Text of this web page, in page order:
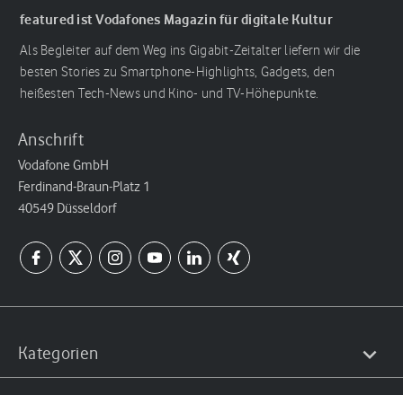
featured ist Vodafones Magazin für digitale Kultur
Als Begleiter auf dem Weg ins Gigabit-Zeitalter liefern wir die
besten Stories zu Smartphone-Highlights, Gadgets, den
heißesten Tech-News und Kino- und TV-Höhepunkte.
Anschrift
Vodafone GmbH
Ferdinand-Braun-Platz 1
40549 Düsseldorf
Kategorien